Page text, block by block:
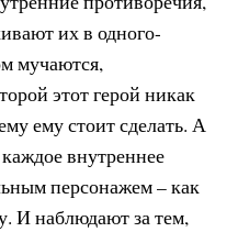
их в одного-
мучаются,
этот герой никак
ему стоит сделать. А
внутреннее
персонажем – как
И наблюдают за тем,